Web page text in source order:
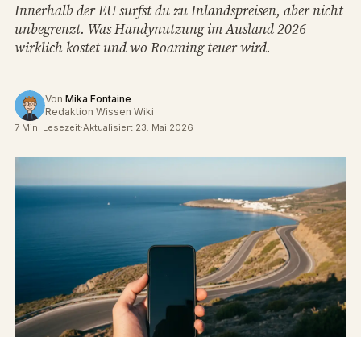
Innerhalb der EU surfst du zu Inlandspreisen, aber nicht
unbegrenzt. Was Handynutzung im Ausland 2026
wirklich kostet und wo Roaming teuer wird.
Von Mika Fontaine
Redaktion Wissen Wiki
7 Min. Lesezeit·Aktualisiert 23. Mai 2026